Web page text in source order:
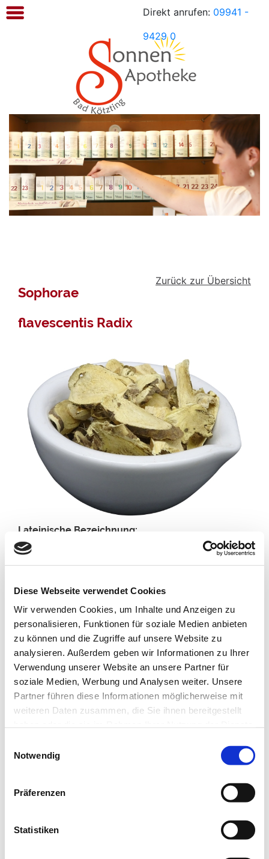
Diese Webseite verwendet Cookies
Wir verwenden Cookies, um Inhalte und Anzeigen zu
personalisieren, Funktionen für soziale Medien anbieten
zu können und die Zugriffe auf unsere Website zu
analysieren. Außerdem geben wir Informationen zu Ihrer
Verwendung unserer Website an unsere Partner für
soziale Medien, Werbung und Analysen weiter. Unsere
Partner führen diese Informationen möglicherweise mit
weiteren Daten zusammen, die Sie ihnen bereitgestellt
Cookies, wenn Sie unsere Webseite weiterhin nutzen.
Notwendig
Präferenzen
Statistiken
Direkt anrufen: 09941 -
9429 0
Sonnen
Apotheke
Kötzting
Zurück zur Übersicht
Sophorae
flavescentis Radix
Lateinische Bezeichnung:
Sophorae flavescentis Radix
KU SHEN
Deutsche Bezeichnung:
Schnurbaumwurzel
Englische Bezeichnung:
sophora root
Funktionskreisbezug:
Dickdarm, Dünndarm, Herz, Leber, Magen, Niere
Wirkrichtung:
bitter
kalt